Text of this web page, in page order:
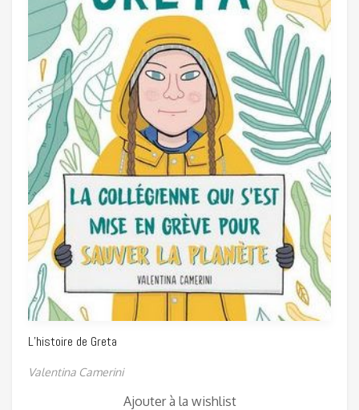
L’histoire de Greta
Valentina Camerini
Ajouter à la wishlist